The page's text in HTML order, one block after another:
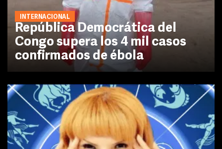
INTERNACIONAL
República Democrática del
Congo supera los 4 mil casos
confirmados de ébola